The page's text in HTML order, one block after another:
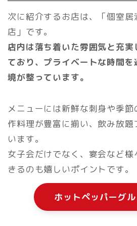
次に紹介するお店は、「個室
店」です。
店内は落ち着いた雰囲気と充実
ており、プライベートな時間
境が整っています。
メニューには新鮮な刺身や季
作料理が豊富に揃い、飲み放題
います。
女子会だけでなく、宴会など
きるのも嬉しいポイントです。
ホットペッパーグ